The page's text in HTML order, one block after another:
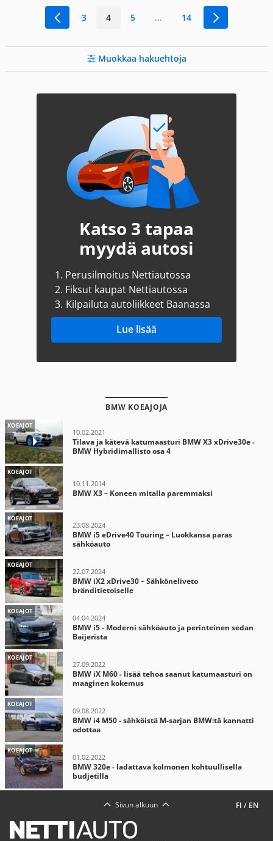
3 4 5 ... 14
Muokkaa hakuehtoja
Katso 3 tapaa
myydä autosi
1. Perusilmoitus Nettiautossa
2. Fiksut kaupat Nettiautossa
3. Kilpailuta autoliikkeet Baanassa
Lue lisää
BMW KOEAJOJA
KOEAJOT
10.02.2021
Tilava ja kätevä katumaasturi BMW X3 xDrive30e -
BMW Hybridimallisto osa 4
KOEAJOT
10.11.2014
BMW X3 – Koneen mitalla paremmaksi
KOEAJOT
23.08.2024
BMW i5 eDrive40 Touring – Luokkansa paras
sähköauto
KOEAJOT
22.07.2024
BMW iX2 xDrive30 – Sähköneliveto
bränditietoiselle
KOEAJOT
04.04.2024
BMW i5 - Moderni sähköauto ja perinteinen sedan
Baijerista
KOEAJOT
27.09.2022
BMW iX M60 - lisää tehoa saanut katumaasturi on
maaginen kokemus
KOEAJOT
09.08.2022
BMW i4 M50 - sähköistä M-sarjan BMW:tä kannatti
odottaa
KOEAJOT
01.02.2022
BMW 320e - ladattava kolmonen kohtuullisella
budjetilla
FI / EN
Sivun alkuun